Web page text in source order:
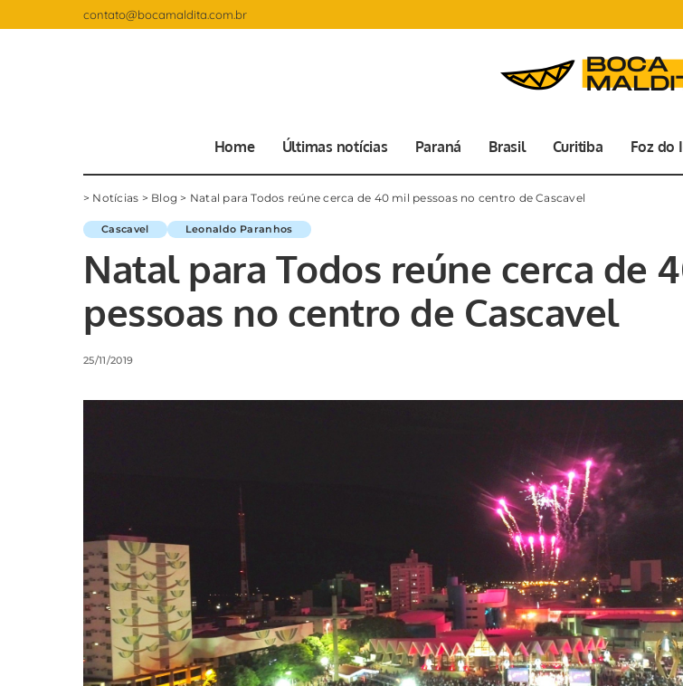
contato@bocamaldita.com.br
Home Últimas notícias Paraná Brasil Curitiba Foz do
> Notícias > Blog > Natal para Todos reúne cerca de 40 mil pessoas no centro de Cascavel
Cascavel Leonaldo Paranhos
Natal para Todos reúne cerca de
pessoas no centro de Cascavel
25/11/2019